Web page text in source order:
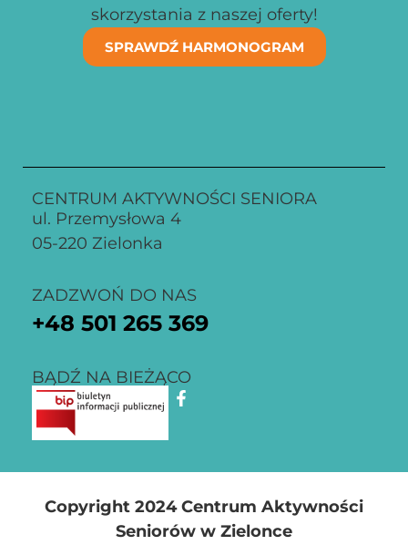
skorzystania z naszej oferty!
SPRAWDŹ HARMONOGRAM
CENTRUM AKTYWNOŚCI SENIORA
ul. Przemysłowa 4
05-220 Zielonka
ZADZWOŃ DO NAS
+48 501 265 369
BĄDŹ NA BIEŻĄCO
Copyright 2024 Centrum Aktywności
Seniorów w Zielonce